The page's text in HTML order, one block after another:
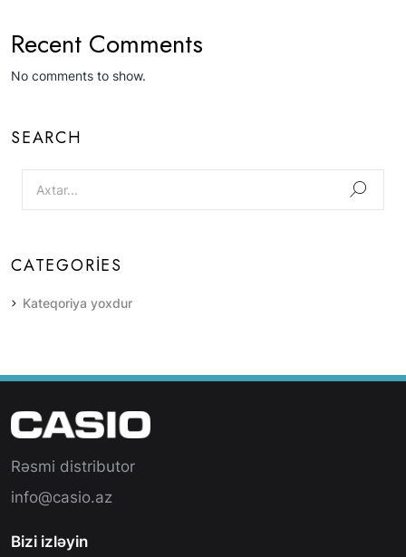
Recent Comments
No comments to show.
SEARCH
CATEGORIES
Kateqoriya yoxdur
Rəsmi distributor
info@casio.az
Bizi izləyin